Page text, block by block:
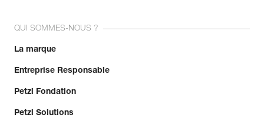
QUI SOMMES-NOUS ?
La marque
Entreprise Responsable
Petzl Fondation
Petzl Solutions